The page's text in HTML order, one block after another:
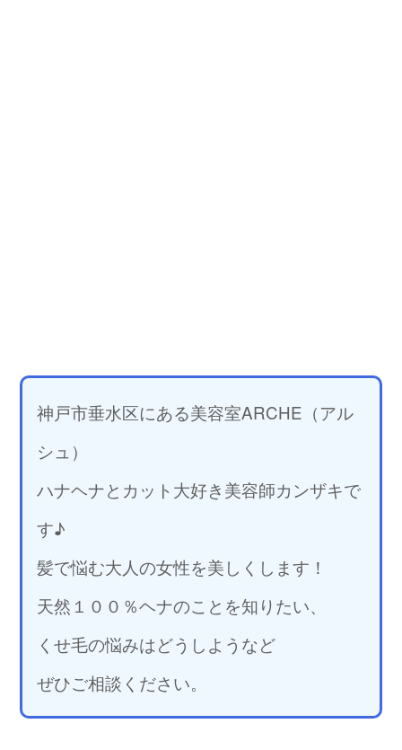
神戸市垂水区にある美容室ARCHE（アル
シュ）
ハナヘナとカット大好き美容師カンザキで
す♪
髪で悩む大人の女性を美しくします！
天然１００％ヘナのことを知りたい、
くせ毛の悩みはどうしようなど
ぜひご相談ください。